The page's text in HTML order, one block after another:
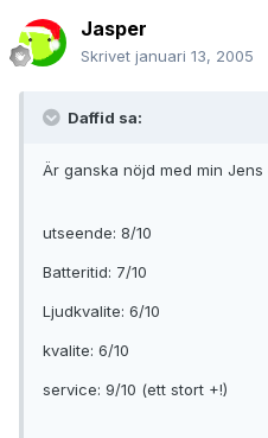
Jasper
Skrivet januari 13, 2005
Daffid sa:
Är ganska nöjd med min Jens
utseende: 8/10
Batteritid: 7/10
Ljudkvalite: 6/10
kvalite: 6/10
service: 9/10 (ett stort +!)